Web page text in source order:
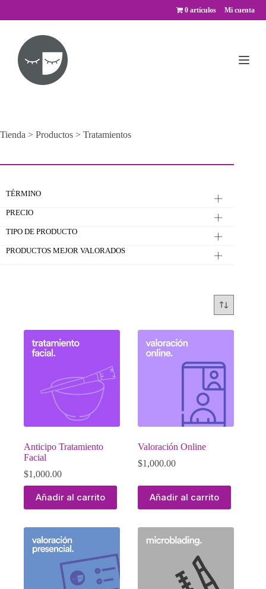
Mi cuenta
0 artículos
Anticipo Tratamiento
Facial
$1,000.00
Añadir al carrito
Valoración Online
$1,000.00
Añadir al carrito
Tienda > Productos > Tratamientos
TÉRMINO
PRECIO
TIPO DE PRODUCTO
PRODUCTOS MEJOR VALORADOS